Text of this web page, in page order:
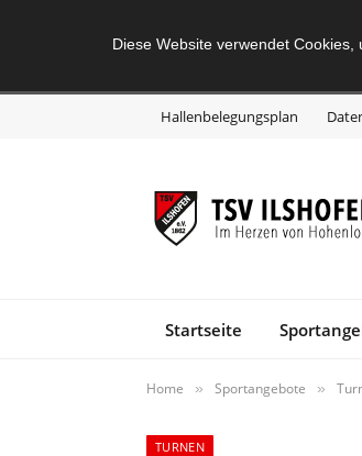
Diese Website verwendet
Hallenbelegungsplan
Startseite
Home » Sportangebote »
TURNEN